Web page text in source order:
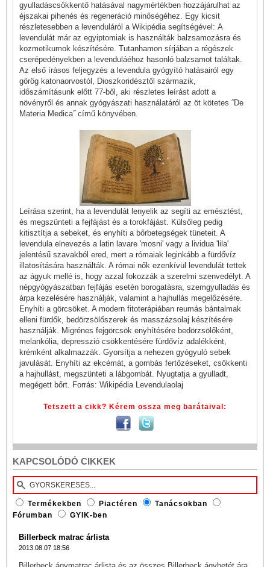
gyulladáscsökkentő hatásával nagymértékben hozzájárulhat az
éjszakai pihenés és regeneráció minőségéhez. Egy kicsit
részletesebben a levenduláról a Wikipédia segítségével: A
levendulát már az egyiptomiak is használták balzsamozásra és
kozmetikumok készítésére. Tutanhamon sírjában a régészek
cserépedényekben a levenduláéhoz hasonló balzsamot találtak.
Az első írásos feljegyzés a levendula gyógyító hatásairól egy
görög katonaorvostól, Dioszkoridésztől származik,
időszámításunk előtt 77-ből, aki részletes leírást adott a
növényről és annak gyógyászati használatáról az öt kötetes ˝De
Materia Medica˝ című könyvében.
Leírása szerint, ha a levendulát lenyelik az segíti az emésztést,
és megszünteti a fejfájást és a torokfájást. Külsőleg pedig
kitisztítja a sebeket, és enyhíti a bőrbetegségek tüneteit. A
levendula elnevezés a latin lavare 'mosni' vagy a lividua 'lila'
jelentésű szavakból ered, mert a rómaiak leginkább a fürdővíz
illatosítására használták. A római nők ezenkívül levendulát tettek
az ágyuk mellé is, hogy azzal fokozzák a szerelmi szenvedélyt. A
népgyógyászatban fejfájás esetén borogatásra, szemgyulladás és
árpa kezelésére használják, valamint a hajhullás megelőzésére.
Enyhíti a görcsöket. A modern fitoterápiában reumás bántalmak
elleni fürdők, bedörzsölőszerek és masszázsolaj készítésére
használják. Migrénes fejgörcsök enyhítésére bedörzsölőként,
melankólia, depresszió csökkentésére fürdővíz adalékként,
krémként alkalmazzák. Gyorsítja a nehezen gyógyuló sebek
javulását. Enyhíti az ekcémát, a gombás fertőzéseket, csökkenti
a hajhullást, megszünteti a lábgombát. Nyugtatja a gyulladt,
megégett bőrt. Forrás: Wikipédia Levendulaolaj
Tetszett a cikk? Kérem ossza meg barátaival:
KAPCSOLÓDÓ CIKKEK
Termékekben Piactéren
Tanácsokban
Fórumban
GYIK-ben
Billerbeck matrac árlista
2013.08.07 18:56